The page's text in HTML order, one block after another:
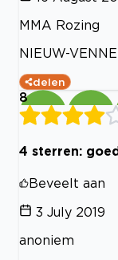
MMA Rozing
NIEUW-
delen
8
4 sterren:
Beveelt aan
3 July 2019
anoniem